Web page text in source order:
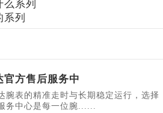
系列
列
官方售后服务中
腕表的精准走时与长期稳定运行，选择
务中心是每一位腕......